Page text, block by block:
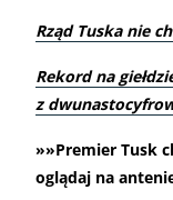
Rząd Tuska nie
Rekord na
z
»»Premier Tusk
oglądaj na